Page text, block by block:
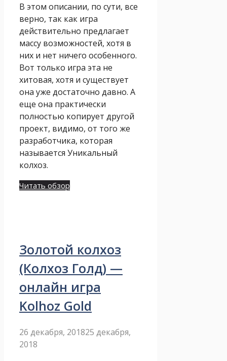
В этом описании, по сути, все
верно, так как игра
действительно предлагает
массу возможностей, хотя в
них и нет ничего особенного.
Вот только игра эта не
хитовая, хотя и существует
она уже достаточно давно. А
еще она практически
полностью копирует другой
проект, видимо, от того же
разработчика, которая
называется Уникальный
колхоз.
Читать обзор
Золотой колхоз
(Колхоз Голд) —
онлайн игра
Kolhoz Gold
26 декабря, 201825 декабря,
2018